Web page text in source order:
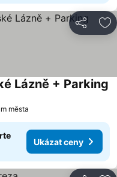
Sdílet
Lázně + Parking
města
Ukázat ceny